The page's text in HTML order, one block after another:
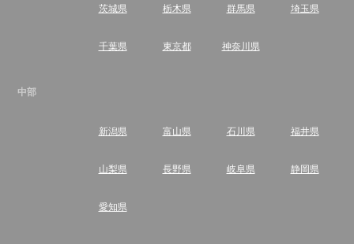
茨城県 栃木県 群馬県 埼玉県
千葉県 東京都 神奈川県
中部
新潟県 富山県 石川県 福井県
山梨県 長野県 岐阜県 静岡県
愛知県